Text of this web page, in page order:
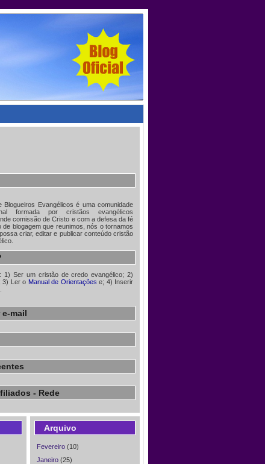
Blogueiros Evangélicos é uma comunidade
formada por cristãos evangélicos
comissão de Cristo e com a defesa da fé
de blogagem que reunimos, nós o tornamos
criar, editar e publicar conteúdo cristão
1) Ser um cristão de credo evangélico; 2)
; 3) Ler o Manual de Orientações e; 4) Inserir
mail
- Rede
Arquivo
Fevereiro (10)
Janeiro (25)